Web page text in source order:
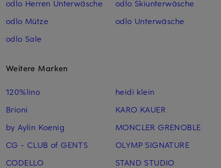
odlo Herren Unterwäsche
odlo Mütze
odlo Sale
odlo Skiunterwäsche
odlo Unterwäsche
Weitere Marken
120%lino
Brioni
by Aylin Koenig
CG - CLUB of GENTS
CODELLO
heidi klein
KARO KAUER
MONCLER GRENOBLE
OLYMP SIGNATURE
STAND STUDIO